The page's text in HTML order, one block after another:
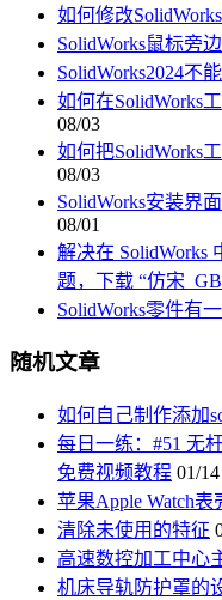
如何修改
SolidWorks鼠标旁
SolidWorks2024不
如何在SolidWorks
08/03
如何把SolidWorks
08/03
SolidWorks安装界
08/01
解决在 SolidWorks
题，下载 “仿宋
SolidWorks零件有
随机文章
如何自己制作添加
每日一练：#51 无
免费视频教程 01/14
苹果Apple Watch
清除未使用的特征
高速数控加工中心
机床导轨防护罩的